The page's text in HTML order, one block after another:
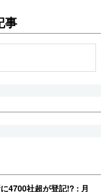
事
4700社超が登記!? : 月